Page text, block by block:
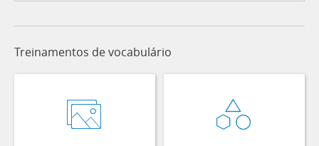
Treinamentos de vocabulário